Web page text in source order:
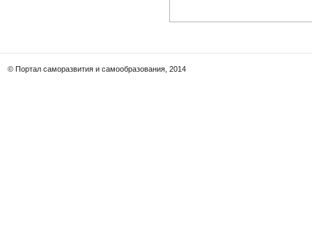
© Портал саморазвития и самообразования, 2014